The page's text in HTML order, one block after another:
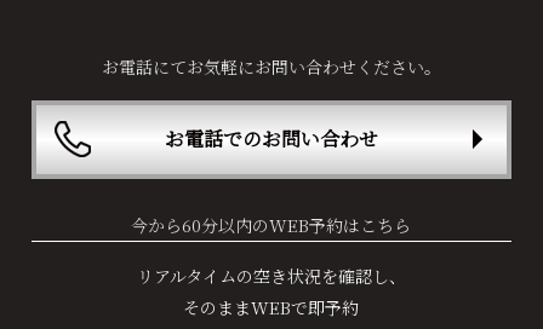
お電話にてお気軽にお問い合わせください。
お電話でのお問い合わせ
今から60分以内のWEB予約はこちら
リアルタイムの空き状況を確認し、
そのままWEBで即予約